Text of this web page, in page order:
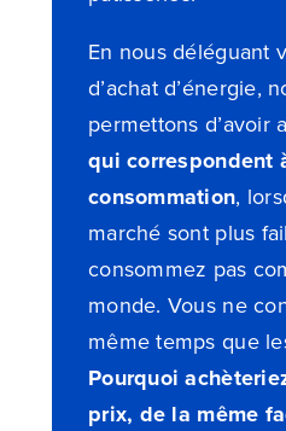
En nous déléguant
d’achat d’énergie,
permettons d’avoir
qui correspondent
consommation,
marché sont plus
consommez pas
monde. Vous ne
même temps que
Pourquoi
prix, de la même